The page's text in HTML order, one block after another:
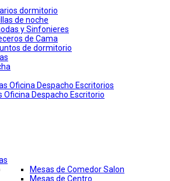
dormitorio
de noche
y Sinfonieres
de Cama
de dormitorio
Oficina Despacho Escritorios
Oficina Despacho Escritorio
Mesas de Comedor Salon
Mesas de Centro